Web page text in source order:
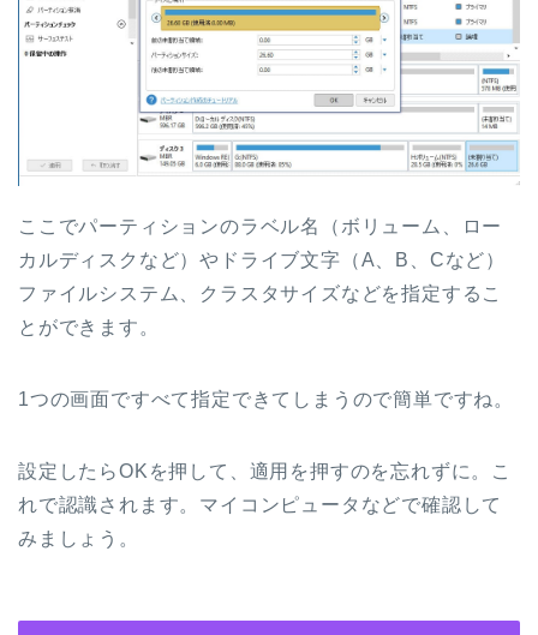
ここでパーティションのラベル名（ボリューム、ロー
カルディスクなど）やドライブ文字（A、B、Cなど）
ファイルシステム、クラスタサイズなどを指定するこ
とができます。
1つの画面ですべて指定できてしまうので簡単ですね。
設定したらOKを押して、適用を押すのを忘れずに。こ
れで認識されます。マイコンピュータなどで確認して
みましょう。